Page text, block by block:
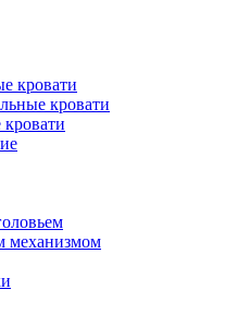
кровати
кровати
механизмом